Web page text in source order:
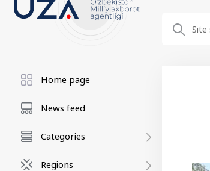
Home page
News feed
Categories
Regions